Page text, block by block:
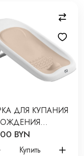
ДЛЯ КУПАНИЯ
ELVA ЦВЕТ:
BEIGE CRL-17104
BYN
Купить